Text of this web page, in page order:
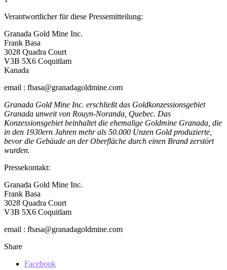
Verantwortlicher für diese Pressemitteilung:
Granada Gold Mine Inc.
Frank Basa
3028 Quadra Court
V3B 5X6 Coquitlam
Kanada
email : fbasa@granadagoldmine.com
Granada Gold Mine Inc. erschließt das Goldkonzessionsgebiet
Granada unweit von Rouyn-Noranda, Quebec. Das
Konzessionsgebiet beinhaltet die ehemalige Goldmine Granada, die
in den 1930ern Jahren mehr als 50.000 Unzen Gold produzierte,
bevor die Gebäude an der Oberfläche durch einen Brand zerstört
wurden.
Pressekontakt:
Granada Gold Mine Inc.
Frank Basa
3028 Quadra Court
V3B 5X6 Coquitlam
email : fbasa@granadagoldmine.com
Share
Facebook